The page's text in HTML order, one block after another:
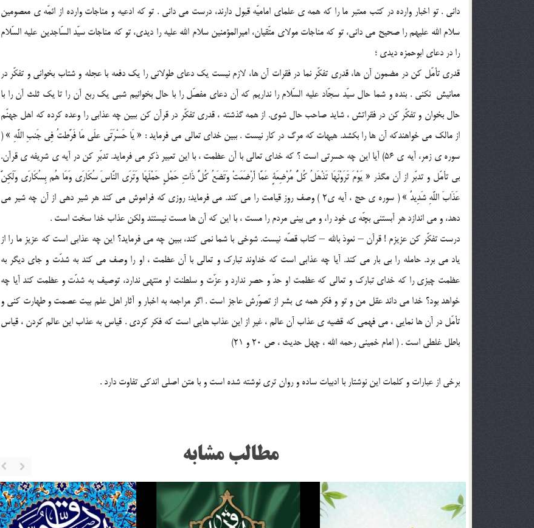
دانى . تو اخبار وارده در كتب معتبر ما را كه همه ی علماى اماميّه قبول دارند، درست مى دانى . تو كه ادعيه و مناجات وارده از ائمّه ی معصومين
سلام الله عليهم را صحيح مى دانى، تو كه مناجات مولاى متّقيان، اميرالمؤمنين سلام الله عليه را ديدى، تو كه مناجات سيّد السّاجدين عليه السّلام
را در دعاى ابوحمزه ديدى ؛
قدرى تأمّل كن در مضمون آن ها، قدرى تفكّر نما در فقرات آن ها، لازم نيست يك دعاى طولانى را يك دفعه با عجله و شتاب بخوانى و تفكّر در
معانيش ‍ نكنى . بنده و شما حال سيّد سجّاد عليه السّلام را نداريم كه آن دعاى مفصّل را با حال بخوانيم شبى يك ربع آن را تا يك ثلث آن را با
حال بخوان و تفكّر كن در فقراتش ، شايد صاحب حال شوى. از همه گذشته ، قدرى تفكّر در قرآن كن ببين چه عذابى را وعده كرده كه اهل جهنّم
از مالك مى خواهندكه آن ها را بكشد. هيهات كه مرگ در كار نيست . ببين خداى تعالى مى فرمايد : « يَا حَسْرَتَى علَى مَا فَرَّطتُ فِي جَنبِ اللَّهِ » (
سوره ی زمر، آيه ی 56) آيا اين چه حسرتى است ؟ كه خداى تعالى با آن عظمت ، با اين تعبير ذكر مى فرمايد. تدبّر كن در آيه ی شريفه ی قرآن.
بى تأمّل و تدبّر از آن مگذر « يَوْمَ تَرَوْنَهَا تَذْهَلُ كُلُّ مُرْضِعَةٍ عَمَّا أَرْضَعَتْ وَتَضَعُ كُلُّ ذَاتِ حَمْلٍ حَمْلَهَا وَتَرَى النَّاسَ سُكَارَى وَمَا هُم بِسُكَارَى وَلَكِنَّ
عَذَابَ اللَّهِ شَدِيدٌ » ( سوره ی حج ، آيه ی2 ) وصف روز قيامت را مى كند. مى فرمايد: روزى كه فراموش مى كند هر شير دهى از آن چه شير مى
دهد، و مى اندازد هر آبستنى بچّه ی خود را، و مى بينى مردم را مست ، با اين كه آن ها مست نيستند ولكن عذاب خدا سخت است .
درست تفكّر كن عزيزم ! قرآن – نعوذ بالله – كتاب قصّه نيست. شوخى با شما نمى كند، ببين چه مى فرمايد؟ اين چه عذابى است كه عزيز ما را از
ياد مى برد. حامله را بى بار مى كند. آيا چه عذابى است كه خداوند تبارك و تعالى با آن عظمت ، او را وصف مى كند به شدّت و جاى ديگر به
عظمت چيزى را كه خداى تبارك و تعالى كه عظمت او حدّ و حصر ندارد و عزّت و سلطنت او منتهى ندارد، توصيف به شدّت و عظمت كند آيا چه
خواهد بود؟ خدا مى داند عقل من و تو و فكر همه ی بشر از تصوّرش عاجز است . اگر مراجعه به اخبار و آثار اهل علم بيت عصمت و طهارت كنى و
تأمّل در آن ها نمايى ، مى فهمى كه قضيه ی عذاب آن عالم ، غير از اين عذاب هايى است كه فكر كردى . قياس به عذاب اين عالم كردن ، قياس
باطل غلطى است . ( امام خمینی رحمه الله ، چهل حديث ، ص 20 و 21)
برخی از عبارات و کلمات این نوشتار با ادبیات ساده و روان تری نوشته شده است و با متن اصلی اندکی تفاوت دارد .
مطالب مشابه